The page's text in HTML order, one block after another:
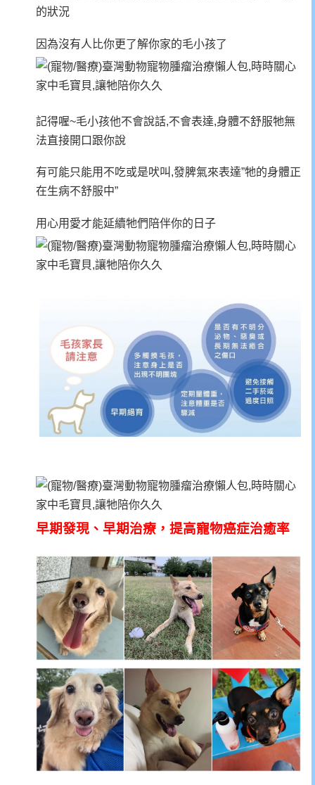
的狀況
因為沒有人比你更了解你家的毛小孩了
記得喔~毛小孩他不會說話,不會表達,身體不舒服牠無
法直接開口跟你說
有可能只能用不吃或是吠叫,發脾氣來表達”牠的身體正
在生病不舒服中”
用心用愛才能延續牠們陪伴你的日子
早期發現、早期治療，提高寵物癌症治癒率